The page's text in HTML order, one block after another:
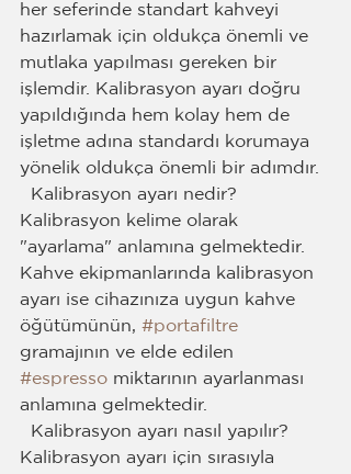
her seferinde standart kahveyi
hazırlamak için oldukça önemli ve
mutlaka yapılması gereken bir
işlemdir. Kalibrasyon ayarı doğru
yapıldığında hem kolay hem de
işletme adına standardı korumaya
yönelik oldukça önemli bir adımdır.
  Kalibrasyon ayarı nedir?
Kalibrasyon kelime olarak
"ayarlama" anlamına gelmektedir.
Kahve ekipmanlarında kalibrasyon
ayarı ise cihazınıza uygun kahve
öğütümünün, #portafiltre
gramajının ve elde edilen
#espresso miktarının ayarlanması
anlamına gelmektedir.
  Kalibrasyon ayarı nasıl yapılır?
Kalibrasyon ayarı için sırasıyla